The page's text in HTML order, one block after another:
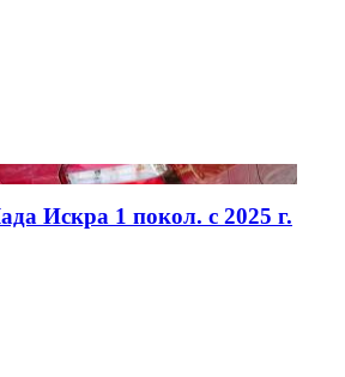
Искра 1 покол. с 2025 г.